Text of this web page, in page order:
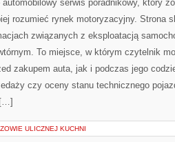
automobilowy serwis poradnikowy, który
rozumieć rynek motoryzacyjny. Strona
związanych z eksploatacją
To miejsce, w którym czytelnik
zakupem auta, jak i podczas jego
czy oceny stanu technicznego
[…]
ULICZNEJ KUCHNI